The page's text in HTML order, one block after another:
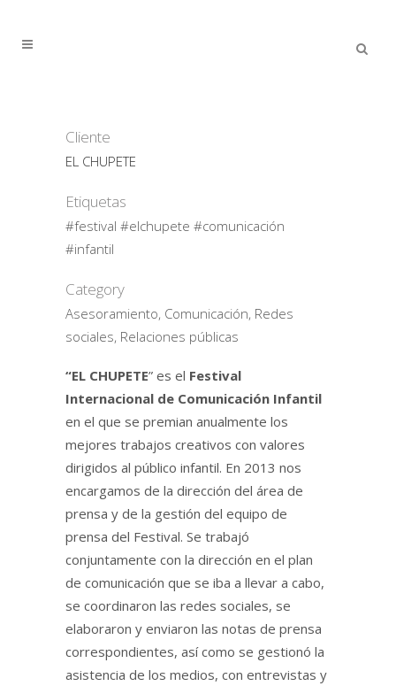
Cliente
EL CHUPETE
Etiquetas
#festival #elchupete #comunicación
#infantil
Category
Asesoramiento, Comunicación, Redes
sociales, Relaciones públicas
“EL CHUPETE” es el Festival
Internacional de Comunicación Infantil
en el que se premian anualmente los
mejores trabajos creativos con valores
dirigidos al público infantil. En 2013 nos
encargamos de la dirección del área de
prensa y de la gestión del equipo de
prensa del Festival. Se trabajó
conjuntamente con la dirección en el plan
de comunicación que se iba a llevar a cabo,
se coordinaron las redes sociales, se
elaboraron y enviaron las notas de prensa
correspondientes, así como se gestionó la
asistencia de los medios, con entrevistas y